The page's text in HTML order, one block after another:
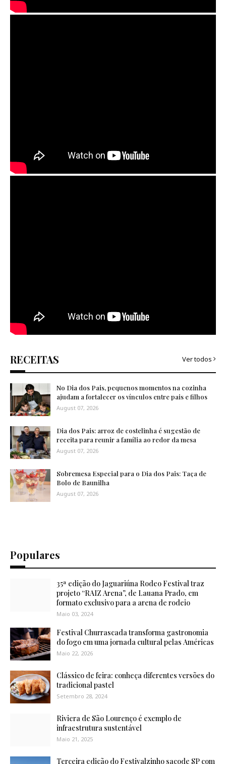
RECEITAS Ver todos
No Dia dos Pais, pequenos momentos na cozinha
ajudam a fortalecer os vínculos entre pais e filhos
August 07, 2026
Dia dos Pais: arroz de costelinha é sugestão de
receita para reunir a família ao redor da mesa
August 07, 2026
Sobremesa Especial para o Dia dos Pais: Taça de
Bolo de Baunilha
August 07, 2026
Populares
35ª edição do Jaguariúna Rodeo Festival traz
projeto “RAIZ Arena”, de Lauana Prado, em
formato exclusivo para a arena de rodeio
Maio 03, 2024
Festival Churrascada transforma gastronomia
do fogo em uma jornada cultural pelas Américas
Maio 22, 2026
Clássico de feira: conheça diferentes versões do
tradicional pastel
Setembro 28, 2024
Riviera de São Lourenço é exemplo de
infraestrutura sustentável
Maio 21, 2025
Terceira edição do Festivalzinho sacode SP com